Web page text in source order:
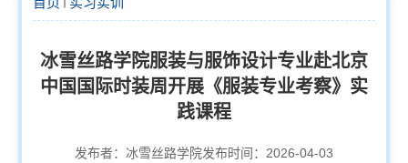
冰雪丝路学院服装与服饰设计专业赴北京
中国国际时装周开展《服装专业考察》实
践课程
发布者：冰雪丝路学院发布时间：2026-04-03